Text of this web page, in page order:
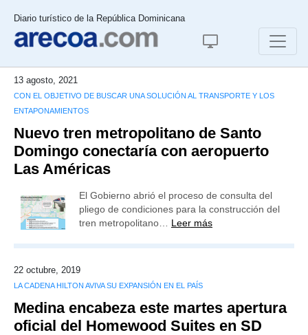
Diario turístico de la República Dominicana
13 agosto, 2021
CON EL OBJETIVO DE BUSCAR UNA SOLUCIÓN AL TRANSPORTE Y LOS
ENTAPONAMIENTOS
Nuevo tren metropolitano de Santo
Domingo conectaría con aeropuerto
Las Américas
El Gobierno abrió el proceso de consulta del
pliego de condiciones para la construcción del
tren metropolitano… Leer más
22 octubre, 2019
LA CADENA HILTON AVIVA SU EXPANSIÓN EN EL PAÍS
Medina encabeza este martes apertura
oficial del Homewood Suites en SD